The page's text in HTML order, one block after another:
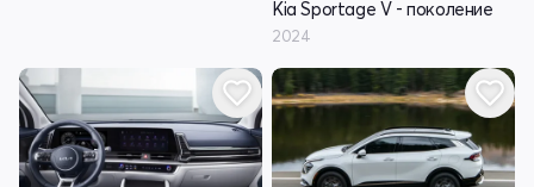
Kia Sportage V - поколение
2024